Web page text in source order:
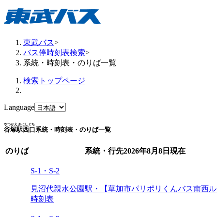
東武バス>
バス停時刻表検索>
系統・時刻表・のりば一覧
検索トップページ
Language
谷塚駅西口
やつかえきにしぐち
系統・時刻表・のりば一覧
のりば 系統・行先2026年8月8日 現在
S-1・S-2
見沼代親水公園駅・【草加市パリポリくんバス南西
時刻表